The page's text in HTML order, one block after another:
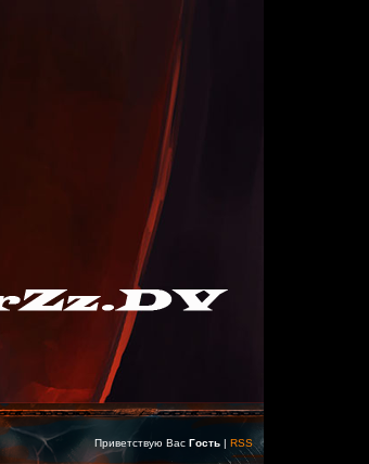
Приветствую Вас Гость | RSS